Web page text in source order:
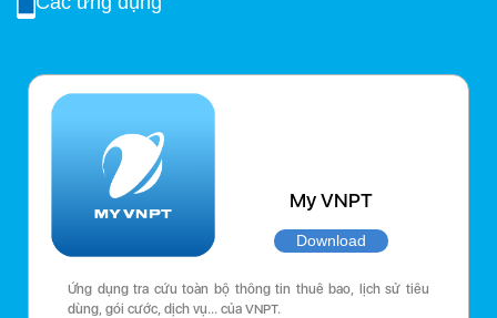
My VNPT
Download
Ứng dụng tra cứu toàn bộ thông tin thuê bao, lịch sử tiêu
dùng, gói cước, dịch vụ… của VNPT.